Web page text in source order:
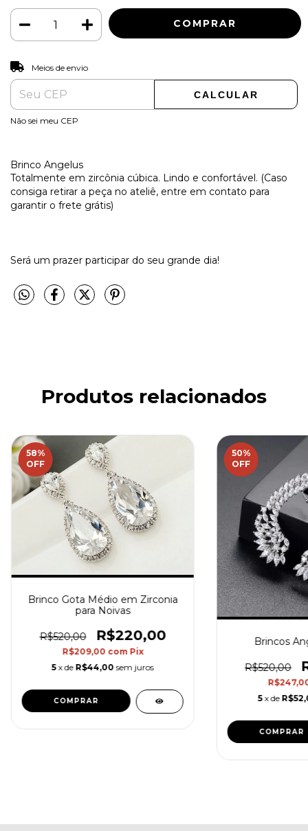
Entregas para o CEP:
Meios de envio
CALCULAR
Não sei meu CEP
Brinco Angelus
Totalmente em zircônia cúbica. Lindo e confortável. (Caso
consiga retirar a peça no ateliê, entre em contato para
garantir o frete grátis)
Será um prazer participar do seu grande dia!
Produtos relacionados
58%
OFF
Brinco Gota Médio em Zirconia
para Noivas
R$520,00 R$220,00
R$209,00 com Pix
5 x de R$44,00 sem juros
50%
OFF
Brincos
R$520,00
5 x de